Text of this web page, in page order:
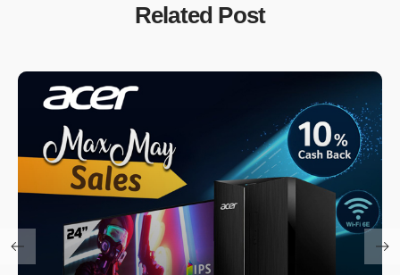
Related Post